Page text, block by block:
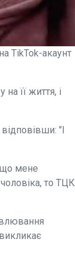
TikTok-акаунт
її життя, і
"І
що мене
то ТЦК